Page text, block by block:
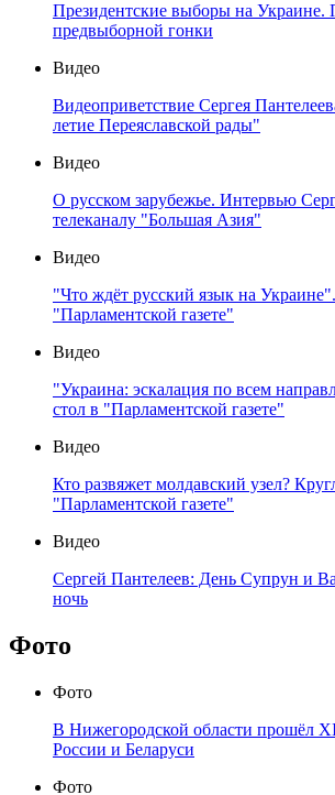
Президентские выборы на Украине.
предвыборной гонки
Видео
Видеоприветствие Сергея
летие Переяславской рады"
Видео
О русском зарубежье. Интервью
телеканалу "Большая Азия"
Видео
"Что ждёт русский язык на
"Парламентской газете"
Видео
"Украина: эскалация по всем
стол в "Парламентской газете"
Видео
Кто развяжет молдавский узел?
"Парламентской газете"
Видео
Сергей Пантелеев: День Супрун и
ночь
Фото
Фото
В Нижегородской области прошёл
России и Беларуси
Фото